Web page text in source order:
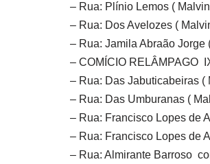
– Rua: Plínio Lemos (
– Rua: Dos Avelozes (
– Rua: Jamila Abraão Jorge
– COMÍCIO RELÂMPAGO
– Rua: Das Jabuticabeiras (
– Rua: Das Umburanas (
– Rua: Francisco Lopes de
– Rua: Francisco Lopes de
– Rua: Almirante Barroso